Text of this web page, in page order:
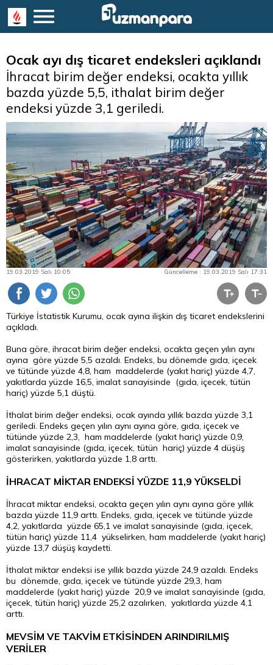
Ocak ayı dış ticaret endeksleri açıklandı
İhracat birim değer endeksi, ocakta yıllık
bazda yüzde 5,5, ithalat birim değer
endeksi yüzde 3,1 geriledi.
19.03.2019 Salı 10:05 Güncelleme : 19.03.2019 Salı 17:31
Türkiye İstatistik Kurumu, ocak ayına ilişkin dış ticaret endekslerini
açıkladı.
Buna göre, ihracat birim değer endeksi, ocakta geçen yılın aynı
ayına göre yüzde 5,5 azaldı. Endeks, bu dönemde gıda, içecek
ve tütünde yüzde 4,8, ham maddelerde (yakıt hariç) yüzde 4,7,
yakıtlarda yüzde 16,5, imalat sanayisinde (gıda, içecek, tütün
hariç) yüzde 5,1 düştü.
İthalat birim değer endeksi, ocak ayında yıllık bazda yüzde 3,1
geriledi. Endeks geçen yılın aynı ayına göre, gıda, içecek ve
tütünde yüzde 2,3, ham maddelerde (yakıt hariç) yüzde 0,9,
imalat sanayisinde (gıda, içecek, tütün hariç) yüzde 4 düşüş
gösterirken, yakıtlarda yüzde 1,8 arttı.
İHRACAT MİKTAR ENDEKSİ YÜZDE 11,9 YÜKSELDİ
İhracat miktar endeksi, ocakta geçen yılın aynı ayına göre yıllık
bazda yüzde 11,9 arttı. Endeks, gıda, içecek ve tütünde yüzde
4,2, yakıtlarda yüzde 65,1 ve imalat sanayisinde (gıda, içecek,
tütün hariç) yüzde 11,4 yükselirken, ham maddelerde (yakıt hariç)
yüzde 13,7 düşüş kaydetti.
İthalat miktar endeksi ise yıllık bazda yüzde 24,9 azaldı. Endeks
bu dönemde, gıda, içecek ve tütünde yüzde 29,3, ham
maddelerde (yakıt hariç) yüzde 20,9 ve imalat sanayisinde (gıda,
içecek, tütün hariç) yüzde 25,2 azalırken, yakıtlarda yüzde 4,1
arttı.
MEVSİM VE TAKVİM ETKİSİNDEN ARINDIRILMIŞ
VERİLER